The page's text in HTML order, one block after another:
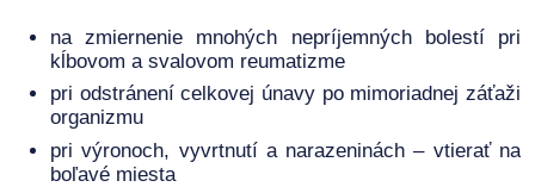
na zmiernenie mnohých nepríjemných bolestí pri
kĺbovom a svalovom reumatizme
pri odstránení celkovej únavy po mimoriadnej záťaži
organizmu
pri výronoch, vyvrtnutí a narazeninách – vtierať na
boľavé miesta